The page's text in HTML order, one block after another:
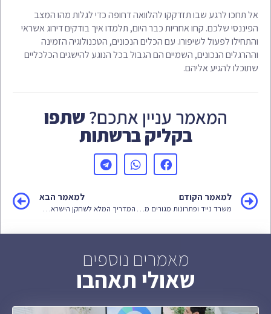
אל תחכו לרגע שבו תזדקקו להלוואה דחופה כדי לגלות מהו המצב
הפיננסי שלכם. קחו אחריות כבר היום, תלמדו איך בודקים דירוג אשראי
והתחילו לפעול לשיפורו. עם הכלים הנכונים, הטכנולוגיה הזמינה
וההרגלים הנכונים, השמיים הם הגבול בכל הנוגע להישגים הכלכליים
שתוכלו להגיע אליהם.
המאמר עניין אתכם? שתפו
בקליק ברשתות
למאמר הקודם
משרד נייד ופתרונות מגורים מתקדמים: המהפכה בעולם הבנייה היבילה
למאמר הבא
המדריך המלא לשחקן הישראלי: איך לבצע 7XL הפקדה, להוריד את האפליקציה ולשחק כמו מקצוען
מאמרים נוספים
שאולי תאהבו